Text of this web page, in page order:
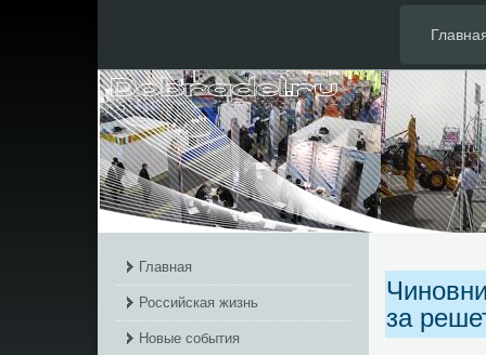
Главная
Российская жизнь
Новые события
за